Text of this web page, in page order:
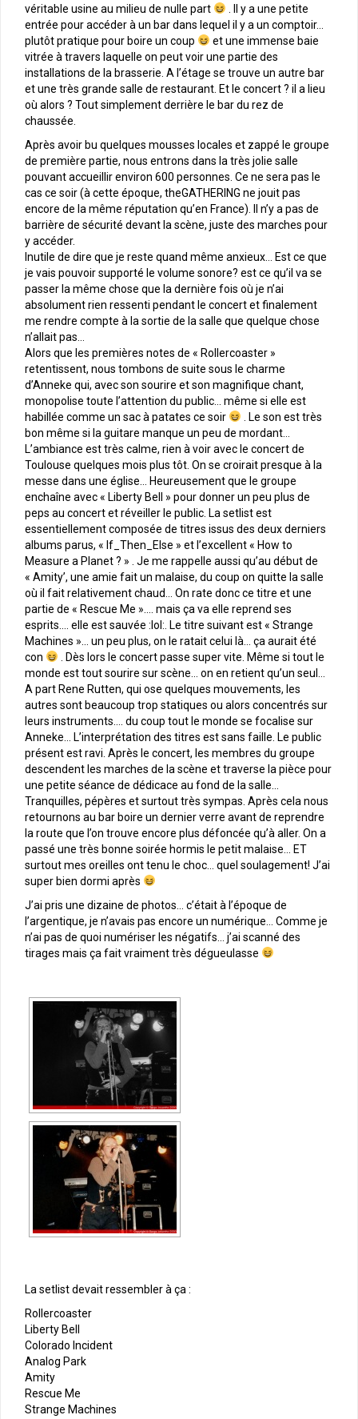
véritable usine au milieu de nulle part
. Il y a une petite
entrée pour accéder à un bar dans lequel il y a un comptoir…
plutôt pratique pour boire un coup
et une immense baie
vitrée à travers laquelle on peut voir une partie des
installations de la brasserie. A l’étage se trouve un autre bar
et une très grande salle de restaurant. Et le concert ? il a lieu
où alors ? Tout simplement derrière le bar du rez de
chaussée.
Après avoir bu quelques mousses locales et zappé le groupe
de première partie, nous entrons dans la très jolie salle
pouvant accueillir environ 600 personnes. Ce ne sera pas le
cas ce soir (à cette époque, theGATHERING ne jouit pas
encore de la même réputation qu’en France). Il n’y a pas de
barrière de sécurité devant la scène, juste des marches pour
y accéder.
Inutile de dire que je reste quand même anxieux… Est ce que
je vais pouvoir supporté le volume sonore? est ce qu’il va se
passer la même chose que la dernière fois où je n’ai
absolument rien ressenti pendant le concert et finalement
me rendre compte à la sortie de la salle que quelque chose
n’allait pas…
Alors que les premières notes de « Rollercoaster »
retentissent, nous tombons de suite sous le charme
d’Anneke qui, avec son sourire et son magnifique chant,
monopolise toute l’attention du public… même si elle est
habillée comme un sac à patates ce soir
. Le son est très
bon même si la guitare manque un peu de mordant…
L’ambiance est très calme, rien à voir avec le concert de
Toulouse quelques mois plus tôt. On se croirait presque à la
messe dans une église… Heureusement que le groupe
enchaîne avec « Liberty Bell » pour donner un peu plus de
peps au concert et réveiller le public. La setlist est
essentiellement composée de titres issus des deux derniers
albums parus, « If_Then_Else » et l’excellent « How to
Measure a Planet ? » . Je me rappelle aussi qu’au début de
« Amity’, une amie fait un malaise, du coup on quitte la salle
où il fait relativement chaud… On rate donc ce titre et une
partie de « Rescue Me »…. mais ça va elle reprend ses
esprits…. elle est sauvée :lol:. Le titre suivant est « Strange
Machines »… un peu plus, on le ratait celui là… ça aurait été
con
. Dès lors le concert passe super vite. Même si tout le
monde est tout sourire sur scène… on en retient qu’un seul…
A part Rene Rutten, qui ose quelques mouvements, les
autres sont beaucoup trop statiques ou alors concentrés sur
leurs instruments…. du coup tout le monde se focalise sur
Anneke… L’interprétation des titres est sans faille. Le public
présent est ravi. Après le concert, les membres du groupe
descendent les marches de la scène et traverse la pièce pour
une petite séance de dédicace au fond de la salle…
Tranquilles, pépères et surtout très sympas. Après cela nous
retournons au bar boire un dernier verre avant de reprendre
la route que l’on trouve encore plus défoncée qu’à aller. On a
passé une très bonne soirée hormis le petit malaise… ET
surtout mes oreilles ont tenu le choc… quel soulagement! J’ai
super bien dormi après
J’ai pris une dizaine de photos… c’était à l’époque de
l’argentique, je n’avais pas encore un numérique… Comme je
n’ai pas de quoi numériser les négatifs… j’ai scanné des
tirages mais ça fait vraiment très dégueulasse
La setlist devait ressembler à ça :
Rollercoaster
Liberty Bell
Colorado Incident
Analog Park
Amity
Rescue Me
Strange Machines